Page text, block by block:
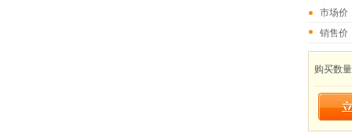
市场价
销售价
购买数